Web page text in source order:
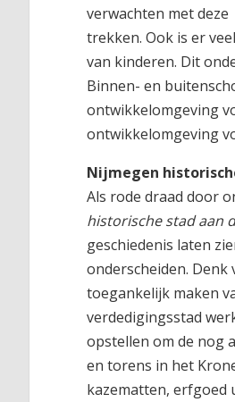
verwachten met
trekken. Ook is er
van kinderen. Dit
Binnen- en
ontwikkelomgeving
ontwikkelomgeving
Nijmegen
Als rode draad door
historische stad aan
geschiedenis laten
onderscheiden.
toegankelijk maken
verdedigingsstad
opstellen om de nog
en torens in het
kazematten, erfgoed